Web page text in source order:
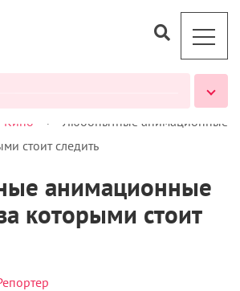
Кино >
Любопытные анимационные
стоит следить
анимационные
которыми стоит